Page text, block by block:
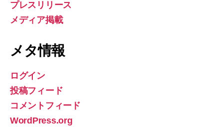
プレスリリース
メディア掲載
メタ情報
ログイン
投稿フィード
コメントフィード
WordPress.org